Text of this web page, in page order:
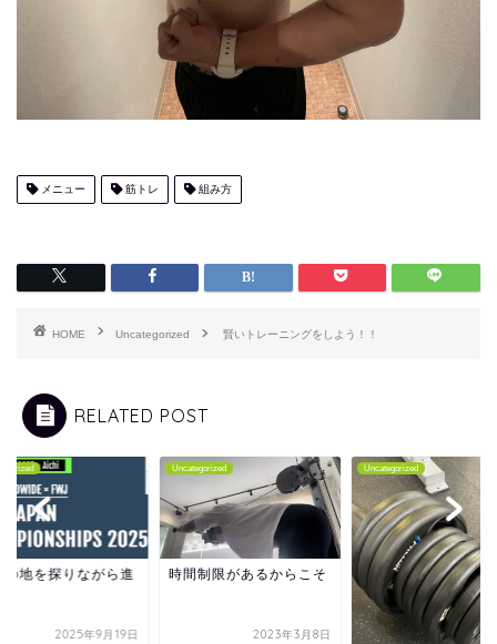
メニュー 筋トレ 組み方
HOME Uncategorized 賢いトレーニングをしよう！！
RELATED POST
の地を探りながら進
2025年9月19日
Uncategorized
時間制限があるからこそ
2023年3月8日
Uncategorized